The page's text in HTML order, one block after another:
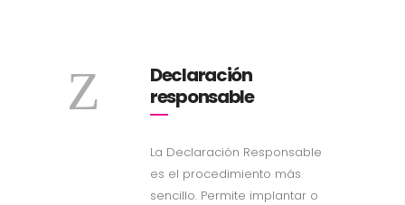
Declaración
responsable
La Declaración Responsable
es el procedimiento más
sencillo. Permite implantar o